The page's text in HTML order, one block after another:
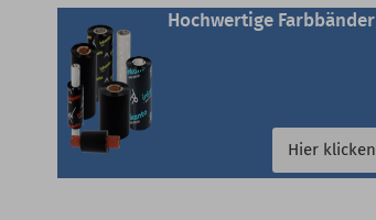
Hochwertige Farbbänder
Hier klicken